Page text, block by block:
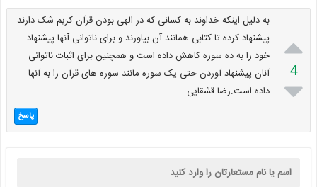

4

به دلیل اینکه خداوند به کسانی که در الهی بودن قرآن کریم شک دارند
پیشنهاد کرده تا کتابی همانند آن بیاورند و برای ناتوانی آنها پیشنهاد
خود را به ده سوره کاهش داده است و همچنین برای اثبات ناتوانی
آنان پیشنهاد آوردن حتی یک سوره مانند سوره های قرآن را به آنها
داده است.رضا قشقایی
پاسخ